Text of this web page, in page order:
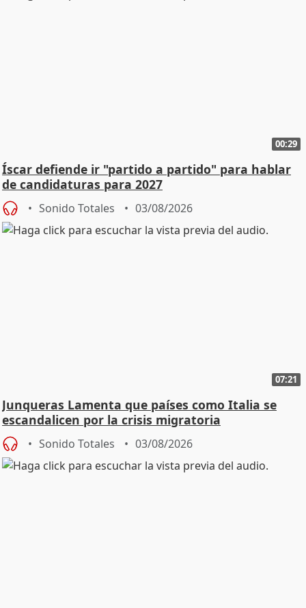
00:29
Íscar defiende ir "partido a partido" para hablar
de candidaturas para 2027
Sonido Totales 03/08/2026
07:21
Junqueras Lamenta que países como Italia se
escandalicen por la crisis migratoria
Sonido Totales 03/08/2026